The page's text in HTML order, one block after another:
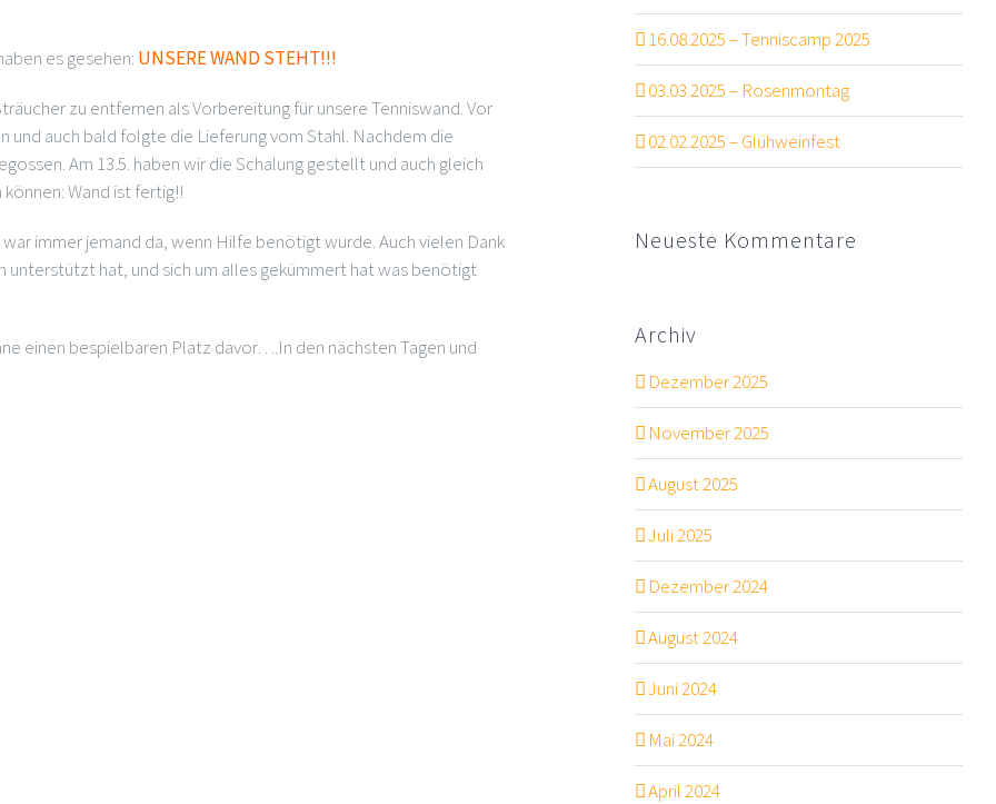
es gesehen: UNSERE WAND STEHT!!!
zu entfernen als Vorbereitung für unsere Tenniswand. Vor
auch bald folgte die Lieferung vom Stahl. Nachdem die
Am 13.5. haben wir die Schalung gestellt und auch gleich
Wand ist fertig!!
immer jemand da, wenn Hilfe benötigt wurde. Auch vielen Dank
unterstützt hat, und sich um alles gekümmert hat was benötigt
einen bespielbaren Platz davor….In den nächsten Tagen und
16.08.2025 – Tenniscamp 2025
03.03.2025 – Rosenmontag
02.02.2025 – Glühweinfest
Neueste Kommentare
Archiv
Dezember 2025
November 2025
August 2025
Juli 2025
Dezember 2024
August 2024
Juni 2024
Mai 2024
April 2024